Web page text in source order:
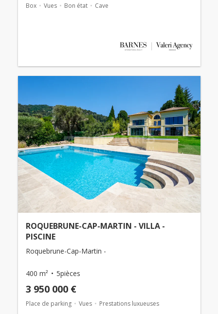
Box Vues Bon état Cave
ROQUEBRUNE-CAP-MARTIN - VILLA -
PISCINE
Roquebrune-Cap-Martin -
400 m² 5pièces
3 950 000 €
Place de parking Vues Prestations luxueuses